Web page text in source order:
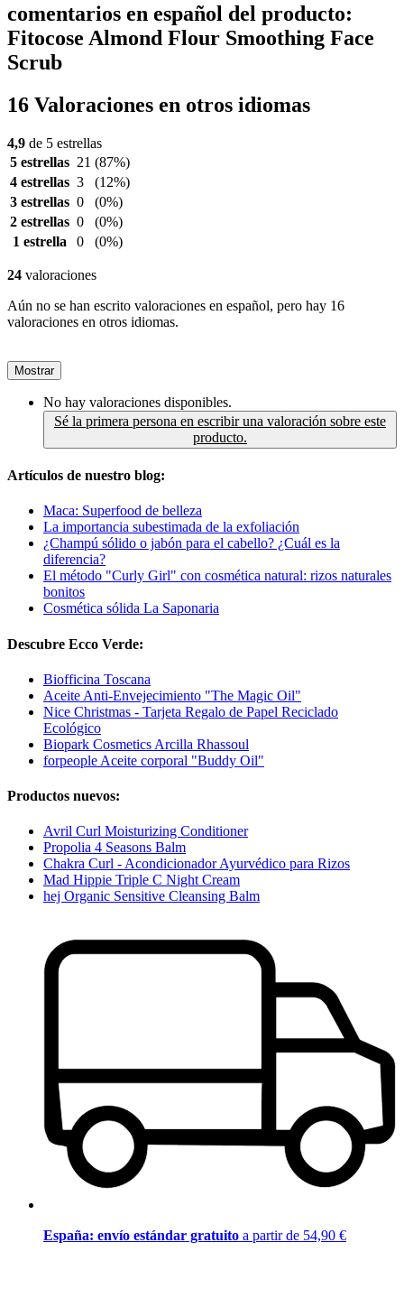
comentarios en español del producto:
Fitocose Almond Flour Smoothing Face
Scrub
16 Valoraciones en otros idiomas
4,9 de 5 estrellas
5 estrellas 21 (87%)
4 estrellas 3
(12%)
3 estrellas 0
(0%)
2 estrellas 0
(0%)
1 estrella
0 (0%)
24 valoraciones
Aún no se han escrito valoraciones en español, pero hay 16
valoraciones en otros idiomas.
Mostrar
No hay valoraciones disponibles.
Sé la primera persona en escribir una valoración sobre este
producto.
Artículos de nuestro blog:
Maca: Superfood de belleza
La importancia subestimada de la exfoliación
¿Champú sólido o jabón para el cabello? ¿Cuál es la
diferencia?
El método "Curly Girl" con cosmética natural: rizos naturales
bonitos
Cosmética sólida La Saponaria
Descubre Ecco Verde:
Biofficina Toscana
Aceite Anti-Envejecimiento "The Magic Oil"
Nice Christmas - Tarjeta Regalo de Papel Reciclado
Ecológico
Biopark Cosmetics Arcilla Rhassoul
forpeople Aceite corporal "Buddy Oil"
Productos nuevos:
Avril Curl Moisturizing Conditioner
Propolia 4 Seasons Balm
Chakra Curl - Acondicionador Ayurvédico para Rizos
Mad Hippie Triple C Night Cream
hej Organic Sensitive Cleansing Balm
España: envío estándar gratuito a partir de 54,90 €